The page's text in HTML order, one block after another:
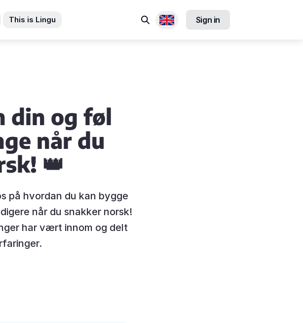
This is Lingu Search
Available locales
Sign in
din og føl
når du
👑
på hvordan du kan bygge
når du snakker norsk!
har vært innom og delt